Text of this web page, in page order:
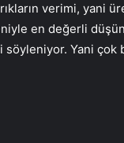
verimi, yani
en değerli
Yani çok